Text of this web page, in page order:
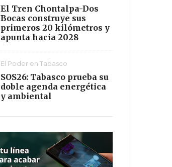
El Tren Chontalpa-Dos
Bocas construye sus
primeros 20 kilómetros y
apunta hacia 2028
El Poder en Tabasco
SOS26: Tabasco prueba su
doble agenda energética
y ambiental